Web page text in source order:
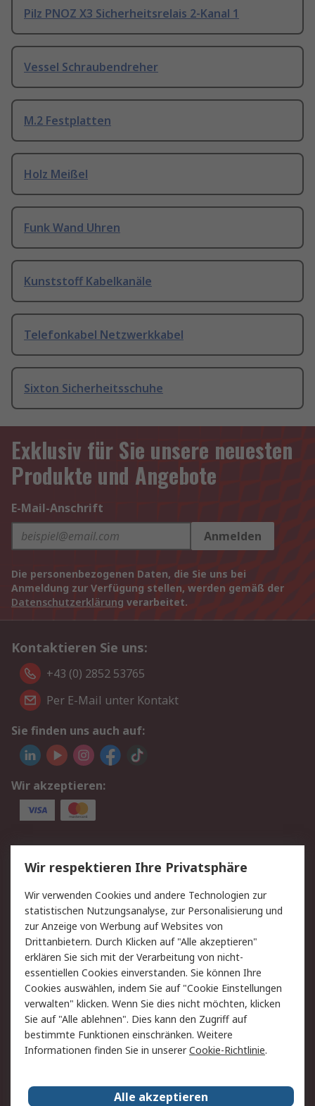
Pilz PNOZ X3 Sicherheitsrelais 2-Kanal 1
Vessel Schraubendreher
M.2 Festplatten
Holz Meißel
Funk Wand Uhren
Kunststoff Kabelkanäle
Telefonkabel Netzwerkkabel
Sixton Sicherheitsschuhe
Exklusiv für Sie unsere neuesten
Produkte und Angebote
E-Mail-Anschrift
Anmelden
Die personenbezogenen Daten, die Sie uns bei
Anmeldung zur Verfügung stellen, werden gemäß der
Datenschutzerklärung verarbeitet.
Kontaktieren Sie uns:
+43 (0) 2852 53765
Per E-Mail unter Kontakt
Sie finden uns auch auf:
Wir akzeptieren:
Service
Value Added Services
Lieferlösungen
Rücksendung/Entsorgung Kontakt
Hilfe
Rechtliches
RS Verkaufs- und
Lieferbedingungen
Datenschutz
Cookie-Richtlinie
Zahlungsbedingungen
Impressum
Webseite Konditionen
RS weltweit
Wir respektieren Ihre Privatsphäre
Wir verwenden Cookies und andere Technologien zur
statistischen Nutzungsanalyse, zur Personalisierung und
zur Anzeige von Werbung auf Websites von
Drittanbietern. Durch Klicken auf "Alle akzeptieren"
erklären Sie sich mit der Verarbeitung von nicht-
essentiellen Cookies einverstanden. Sie können Ihre
Cookies auswählen, indem Sie auf "Cookie Einstellungen
verwalten" klicken. Wenn Sie dies nicht möchten, klicken
Sie auf "Alle ablehnen". Dies kann den Zugriff auf
bestimmte Funktionen einschränken. Weitere
Informationen finden Sie in unsererCookie-Richtlinie.
Alle akzeptieren